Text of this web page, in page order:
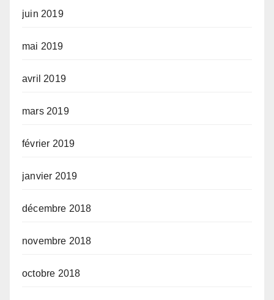
juin 2019
mai 2019
avril 2019
mars 2019
février 2019
janvier 2019
décembre 2018
novembre 2018
octobre 2018